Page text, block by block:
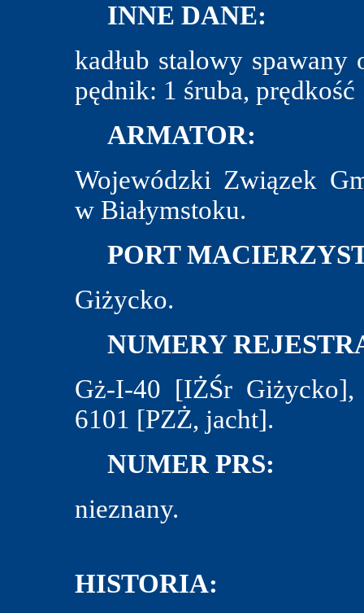
INNE DANE:
kadłub stalowy spawany
pędnik: 1 śruba, prędkość
ARMATOR:
Wojewódzki Związek
w Białymstoku.
PORT
Giżycko.
NUMERY
Gż-I-40 [IŻŚr
6101 [PZŻ, jacht].
NUMER PRS:
nieznany.
HISTORIA: